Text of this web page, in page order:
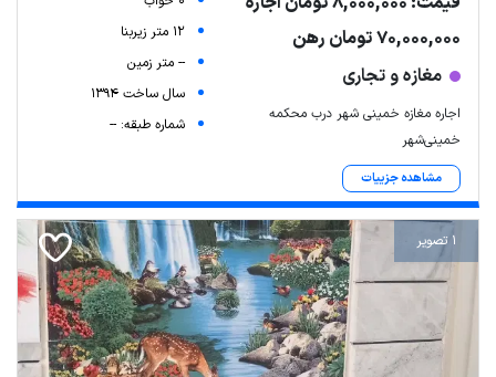
70,000,000 تومان رهن
مغازه و تجاری
اجاره مغازه خمینی شهر درب محکمه
خمینی‌شهر
مشاهده جزییات
12 متر زیربنا
-- متر زمین
سال ساخت 1394
شماره طبقه: --
1 تصویر